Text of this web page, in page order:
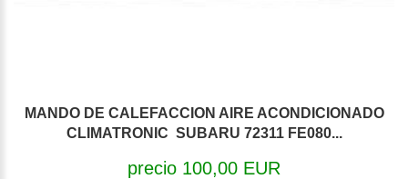
MANDO DE CALEFACCION AIRE ACONDICIONADO
CLIMATRONIC SUBARU 72311 FE080...
precio 100,00 EUR